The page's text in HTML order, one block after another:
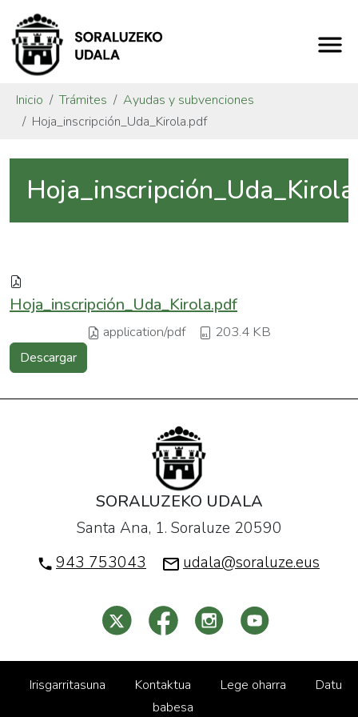
Inicio Trámites
Ayudas y subvenciones
Hoja_inscripción_Uda_Kirola.pdf
Hoja_inscripción_Uda_Kirola.pdf
application/pdf 203.4 KB
Descargar
SORALUZEKO UDALA
Santa Ana, 1. Soraluze 20590
943 753043
udala@soraluze.eus
Irisgarritasuna Kontaktua Lege oharra
Datu
babesa